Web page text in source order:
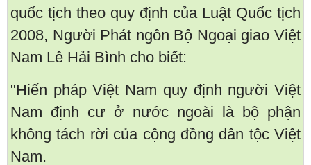
quốc tịch theo quy định của Luật Quốc tịch
2008, Người Phát ngôn Bộ Ngoại giao Việt
Nam Lê Hải Bình cho biết:
"Hiến pháp Việt Nam quy định người Việt
Nam định cư ở nước ngoài là bộ phận
không tách rời của cộng đồng dân tộc Việt
Nam.